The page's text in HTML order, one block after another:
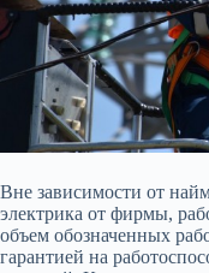
Вне зависимости от
электрика от фирмы,
объем обозначенных
гарантией на